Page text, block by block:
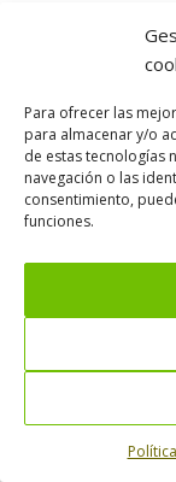
Para ofrecer las
para almacenar y/o
de estas tecnologías
navegación o las
consentimiento,
funciones.